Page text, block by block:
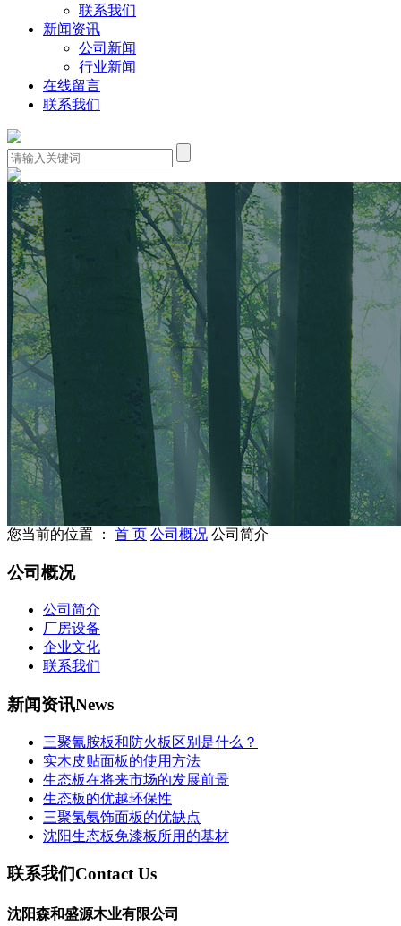
联系我们
新闻资讯
公司新闻
行业新闻
在线留言
联系我们
您当前的位置 ： 首 页 公司概况 公司简介
公司概况
公司简介
厂房设备
企业文化
联系我们
新闻资讯News
三聚氰胺板和防火板区别是什么？
实木皮贴面板的使用方法
生态板在将来市场的发展前景
生态板的优越环保性
三聚氢氨饰面板的优缺点
沈阳生态板免漆板所用的基材
联系我们Contact Us
沈阳森和盛源木业有限公司